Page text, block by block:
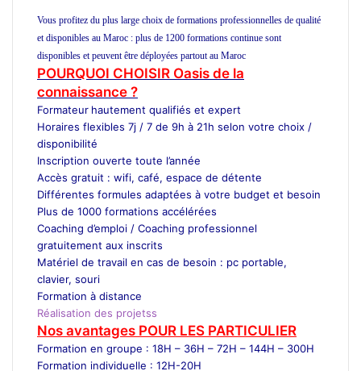
Vous profitez du plus large choix de formations professionnelles de qualité
et disponibles au Maroc : plus de 1200 formations continue sont
disponibles et peuvent être déployées partout au Maroc
POURQUOI CHOISIR Oasis de la
connaissance ?
Formateur hautement qualifiés et expert
Horaires flexibles 7j / 7 de 9h à 21h selon votre choix /
disponibilité
Inscription ouverte toute l’année
Accès gratuit : wifi, café, espace de détente
Différentes formules adaptées à votre budget et besoin
Plus de 1000 formations accélérées
Coaching d’emploi / Coaching professionnel
gratuitement aux inscrits
Matériel de travail en cas de besoin : pc portable,
clavier, souri
Formation à distance
Réalisation des projetss
Nos avantages POUR LES PARTICULIER
Formation en groupe : 18H – 36H – 72H – 144H – 300H
Formation individuelle : 12H-20H